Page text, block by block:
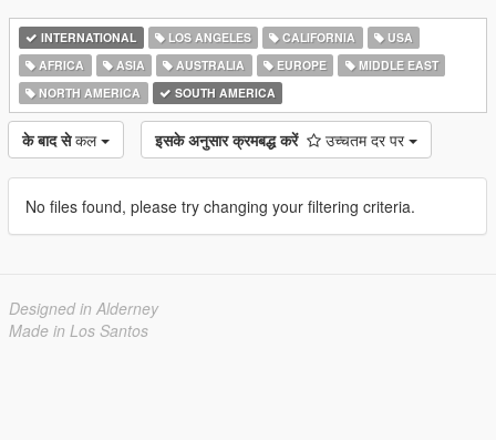
INTERNATIONAL LOS ANGELES CALIFORNIA
USA
AFRICA
ASIA AUSTRALIA EUROPE
MIDDLE EAST
NORTH AMERICA
SOUTH AMERICA
के बाद से कल इसके अनुसार क्रमबद्ध करें उच्चतम दर पर
No files found, please try changing your filtering criteria.
Designed in Alderney
Made in Los Santos